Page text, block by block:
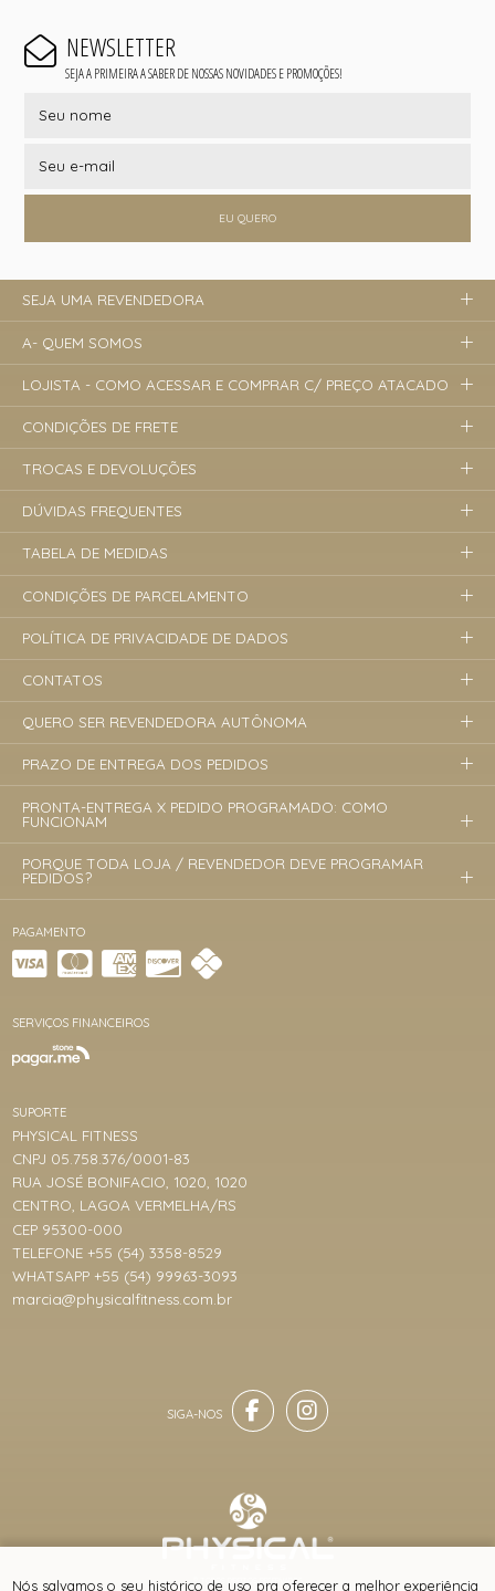
NEWSLETTER
SEJA A PRIMEIRA A SABER DE NOSSAS NOVIDADES E PROMOÇÕES!
EU QUERO
PAGAMENTO
SERVIÇOS FINANCEIROS
SUPORTE
PHYSICAL FITNESS
CNPJ 05.758.376/0001-83
RUA JOSÉ BONIFACIO, 1020, 1020
CENTRO, LAGOA VERMELHA/RS
CEP 95300-000
TELEFONE +55 (54) 3358-8529
WHATSAPP +55 (54) 99963-3093
marcia@physicalfitness.com.br
SEJA UMA REVENDEDORA
A- QUEM SOMOS
LOJISTA - COMO ACESSAR E COMPRAR C/ PREÇO ATACADO
CONDIÇÕES DE FRETE
TROCAS E DEVOLUÇÕES
DÚVIDAS FREQUENTES
TABELA DE MEDIDAS
CONDIÇÕES DE PARCELAMENTO
POLÍTICA DE PRIVACIDADE DE DADOS
CONTATOS
QUERO SER REVENDEDORA AUTÔNOMA
PRAZO DE ENTREGA DOS PEDIDOS
PRONTA-ENTREGA X PEDIDO PROGRAMADO: COMO
FUNCIONAM
PORQUE TODA LOJA / REVENDEDOR DEVE PROGRAMAR
PEDIDOS?
® TODOS DIREITOS RESERVADOS
Nós salvamos o seu histórico de uso pra oferecer a melhor experiência